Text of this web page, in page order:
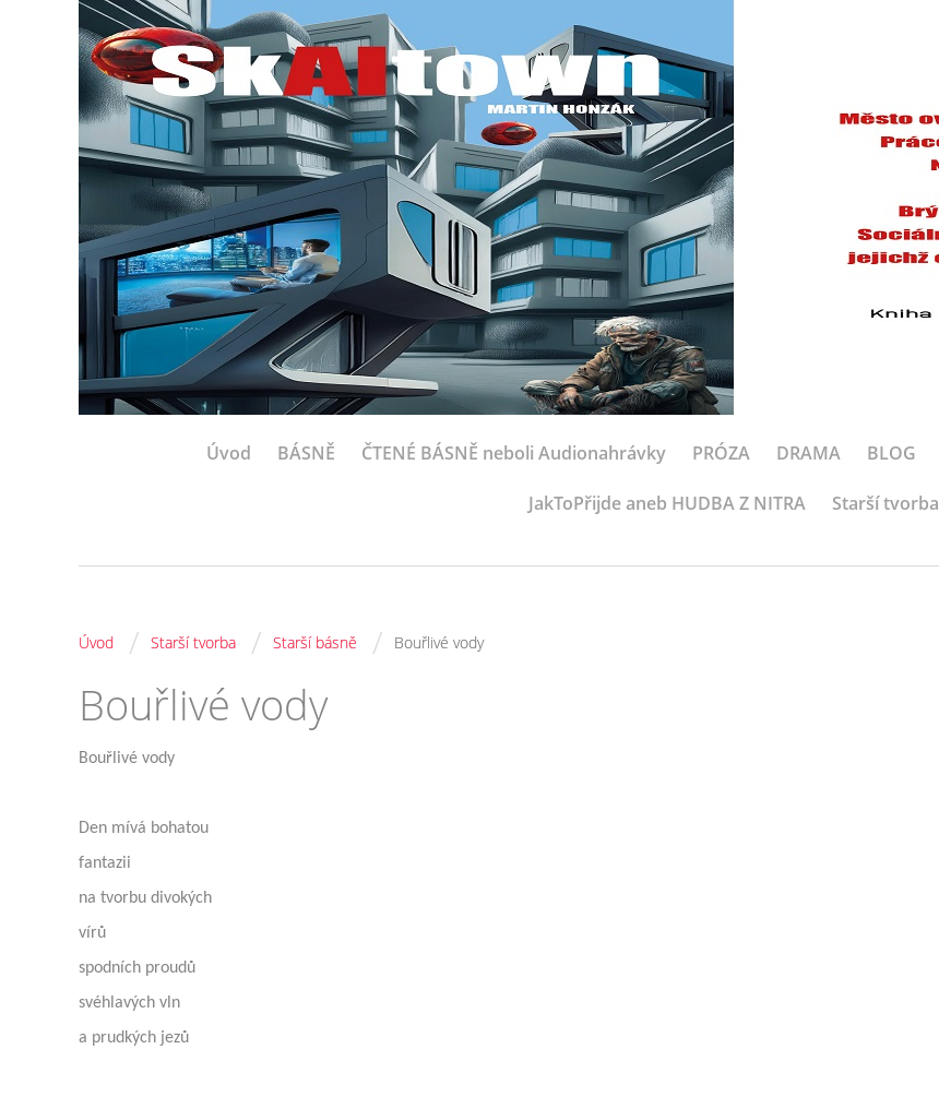
Úvod BÁSNĚ ČTENÉ BÁSNĚ neboli Audionahrávky PRÓZA DRAMA BLOG
JakToPřijde aneb HUDBA Z NITRA Starší tvorba
Úvod / Starší tvorba / Starší básně / Bouřlivé vody
Bouřlivé vody
Bouřlivé vody
Den mívá bohatou
fantazii
na tvorbu divokých
vírů
spodních proudů
svéhlavých vln
a prudkých jezů